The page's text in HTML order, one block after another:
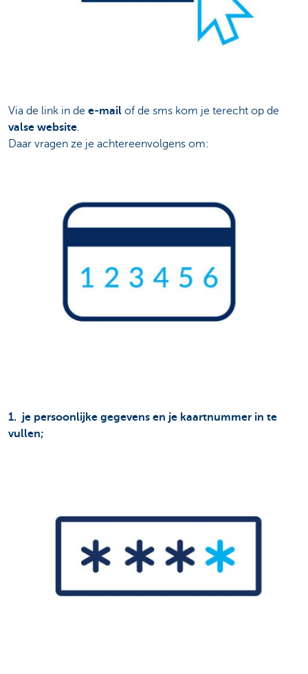
Via de link in de e-mail of de sms kom je terecht op de
valse website.
Daar vragen ze je achtereenvolgens om:
1. je persoonlijke gegevens en je kaartnummer in te
vullen;